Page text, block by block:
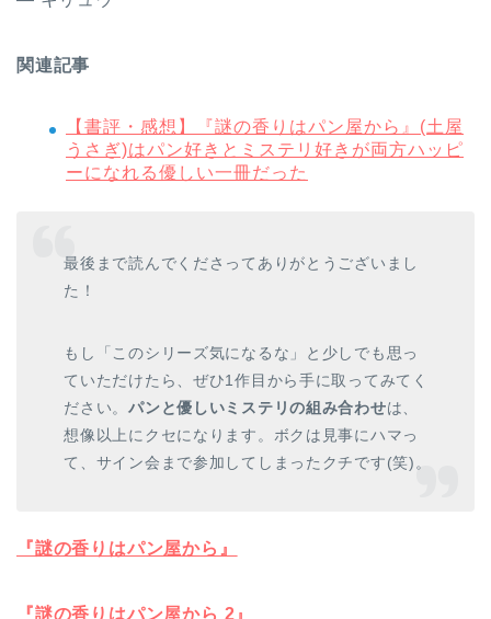
関連記事
【書評・感想】『謎の香りはパン屋から』(土屋
うさぎ)はパン好きとミステリ好きが両方ハッピ
ーになれる優しい一冊だった
最後まで読んでくださってありがとうございまし
た！
もし「このシリーズ気になるな」と少しでも思っ
ていただけたら、ぜひ1作目から手に取ってみてく
ださい。パンと優しいミステリの組み合わせは、
想像以上にクセになります。ボクは見事にハマっ
て、サイン会まで参加してしまったクチです(笑)。
『謎の香りはパン屋から』
『謎の香りはパン屋から 2』